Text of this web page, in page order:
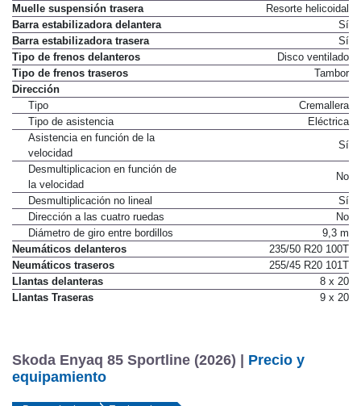
Muelle suspensión trasera
Resorte helicoidal
Barra estabilizadora delantera
Sí
Barra estabilizadora trasera
Sí
Tipo de frenos delanteros
Disco ventilado
Tipo de frenos traseros
Tambor
Dirección
Tipo
Cremallera
Tipo de asistencia
Eléctrica
Asistencia en función de la
velocidad
Sí
Desmultiplicacion en función de
la velocidad
No
Desmultiplicación no lineal
Sí
Dirección a las cuatro ruedas
No
Diámetro de giro entre bordillos
9,3 m
Neumáticos delanteros
235/50 R20 100T
Neumáticos traseros
255/45 R20 101T
Llantas delanteras
8 x 20
Llantas Traseras
9 x 20
Skoda Enyaq 85 Sportline (2026) | Precio y
equipamiento